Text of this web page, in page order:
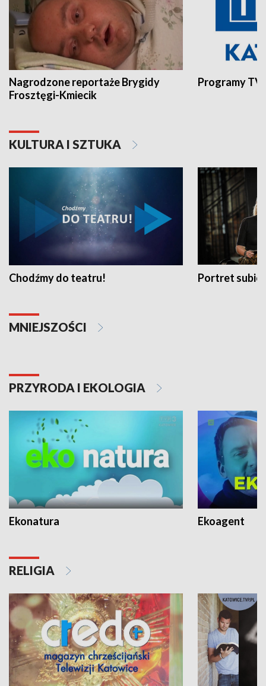
Nagrodzone reportaże Brygidy
Frosztęgi-Kmiecik
Programy
KULTURA I SZTUKA
Chodźmy do teatru! Portret
MNIEJSZOŚCI
PRZYRODA I EKOLOGIA
Ekonatura Ekoagent
RELIGIA